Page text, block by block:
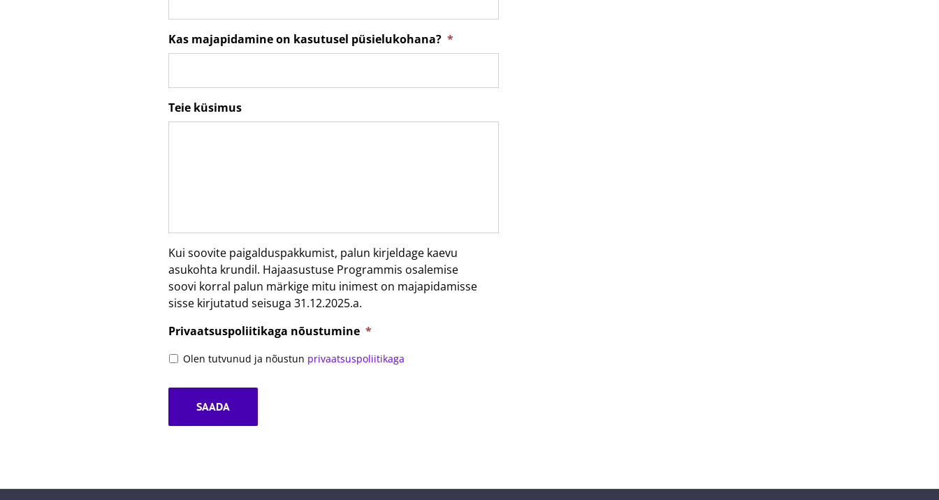
Kas majapidamine on kasutusel püsielukohana? *
Teie küsimus
Kui soovite paigalduspakkumist, palun kirjeldage kaevu
asukohta krundil. Hajaasustuse Programmis osalemise
soovi korral palun märkige mitu inimest on majapidamisse
sisse kirjutatud seisuga 31.12.2025.a.
Privaatsuspoliitikaga nõustumine *
Olen tutvunud ja nõustun privaatsuspoliitikaga